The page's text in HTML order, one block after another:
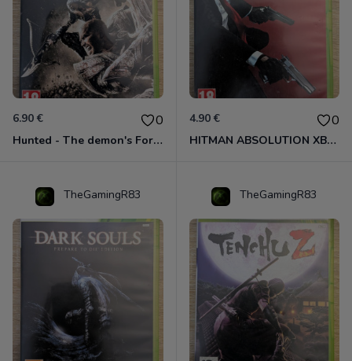
6.90 € 0
Hunted - The demon's Forge Xbox 360 (Complet CIB)
4.90 € 0
HITMAN ABSOLUTION XBOX 360
TheGamingR83 TheGamingR83